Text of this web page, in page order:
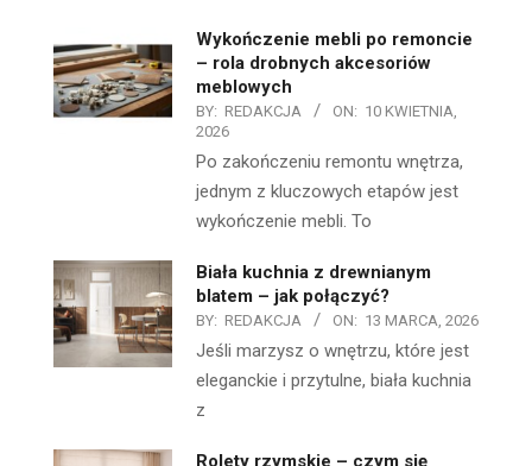
Wykończenie mebli po remoncie
– rola drobnych akcesoriów
meblowych
BY: REDAKCJA ON: 10 KWIETNIA,
2026
Po zakończeniu remontu wnętrza,
jednym z kluczowych etapów jest
wykończenie mebli. To
Biała kuchnia z drewnianym
blatem – jak połączyć?
BY: REDAKCJA ON: 13 MARCA, 2026
Jeśli marzysz o wnętrzu, które jest
eleganckie i przytulne, biała kuchnia
z
Rolety rzymskie – czym się